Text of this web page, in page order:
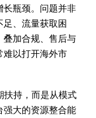
长瓶颈。问题并非
足、流量获取困
叠加合规、售后与
难以打开海外市
持，而是从模式
强大的资源整合能